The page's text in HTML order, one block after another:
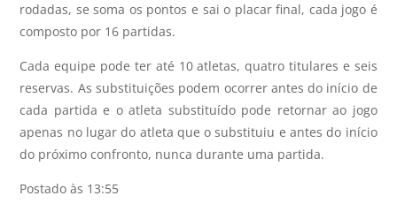
rodadas, se soma os pontos e sai o placar final, cada jogo é
composto por 16 partidas.
Cada equipe pode ter até 10 atletas, quatro titulares e seis
reservas. As substituições podem ocorrer antes do início de
cada partida e o atleta substituído pode retornar ao jogo
apenas no lugar do atleta que o substituiu e antes do início
do próximo confronto, nunca durante uma partida.
Postado às 13:55